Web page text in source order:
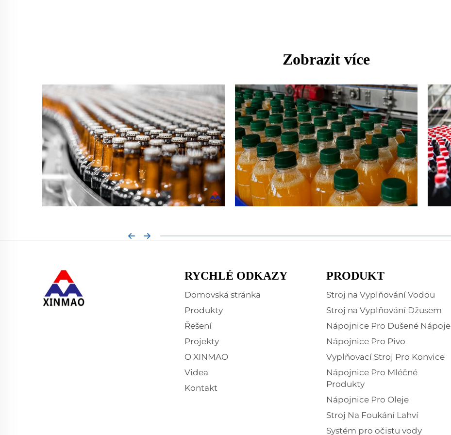
Zobrazit více
RYCHLÉ ODKAZY
Domovská stránka
Produkty
Řešení
Projekty
O XINMAO
Videa
Kontakt
PRODUKT
Stroj na Vyplňování Vodou
Stroj na Vyplňování Džusem
Nápojnice Pro Dušené Nápoje
Nápojnice Pro Pivo
Vyplňovací Stroj Pro Konvice
Nápojnice Pro Mléčné
Produkty
Nápojnice Pro Oleje
Stroj Na Foukání Lahví
Systém pro očistu vody